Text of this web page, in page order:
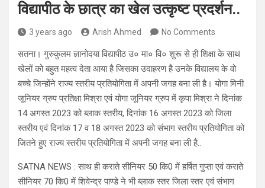
विद्यापीठ के छात्र का खेल उत्कृष्ट प्रदर्शन..
3 years ago Arish Ahmed No Comments
सतना। गुरुकुलम ज्ञानोदया विद्यापीठ उ० मा० वि० शुरू से ही शिक्षा के साथ
खेलों को बहुत महत्व देता आया है जिसका उदाहरण है उनके विद्यालय के वो
बच्चे जिन्होंने राज्य स्तरीय प्रतियोगिता में अपनी जगह बना ली है। योगा मिनी
जूनियर ग्रुप प्रतिक्षा मिश्रा एवं योगा जूनियर ग्रुप में कृपा मिश्रा ने दिनांक
14 अगस्त 2023 को ब्लाक स्तरीय, दिनांक 16 अगस्त 2023 को जिला
स्तरीय एवं दिनांक 17 व 18 अगस्त 2023 को संभाग स्तरीय प्रतियोगिता को
जितने हुए राज्य स्तरीय प्रतियोगिता में अपनी जगह बना ली है..
SATNA NEWS : साथ ही कराते सीनियर 50 कि0 में हर्षित गुप्ता एवं कराते
सीनियर 70 कि0 में शिवेन्द्र पाण्डे ने भी ब्लाक स्तर जिला स्तर एवं संभाग